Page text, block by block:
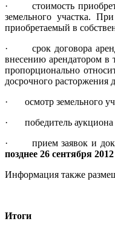
·
стоимость
земельного участка.
приобретаемый в
·
срок договора
внесению арендатором в
пропорционально
досрочного расторжения
·
осмотр земельного
·
победитель
·
прием заявок и
позднее 26 сентября
Информация также
Итоги